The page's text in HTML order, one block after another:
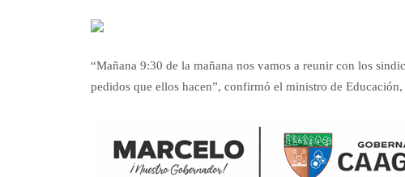
“Mañana 9:30 de la mañana nos vamos a reunir con los
pedidos que ellos hacen”, confirmó el ministro de